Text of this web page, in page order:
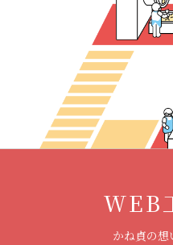
WEB
かね貞の想